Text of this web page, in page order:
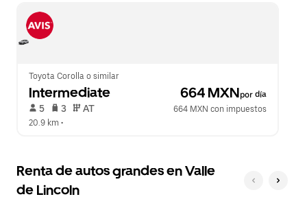
Toyota Corolla o similar
Intermediate 664 MXNpor día
5 3 AT
664 MXN con impuestos
20.9 km •
Renta de autos grandes en Valle
de Lincoln